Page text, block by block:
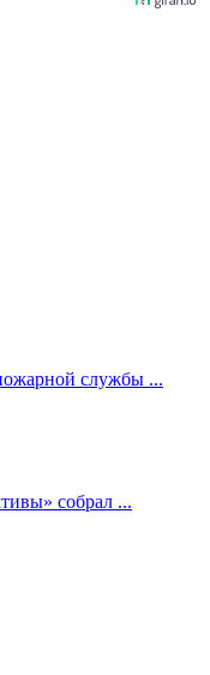
службы ...
собрал ...